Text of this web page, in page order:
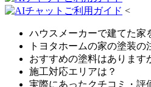
<
ハウスメーカーで建てた家
トヨタホームの家の塗装の
おすすめの塗料はあります
施工対応エリアは？
実際にあったクチコミ・評